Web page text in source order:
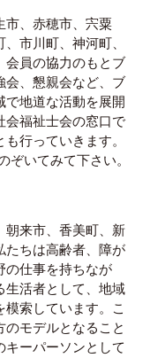
市、赤穂市、宍粟
市川町、神河町、
会員の協力のもとブ
会、懇親会など、ブ
で地道な活動を展開
会福祉士会の窓口で
行っていきます。
ぞいてみて下さい。
朝来市、香美町、新
たちは高齢者、障が
の仕事を持ちなが
生活者として、地域
索しています。こ
モデルとなること
キーパーソンとして